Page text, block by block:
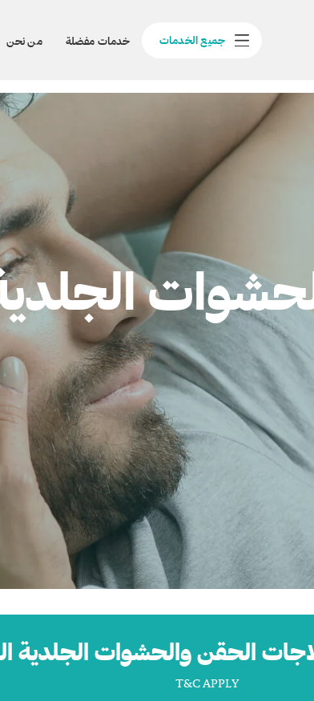
جميع الخدمات خدمات مفضلة من نحن
T&C APPLY